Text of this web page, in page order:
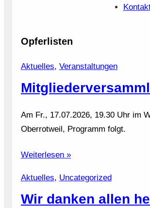
Opferlisten
Aktuelles, Veranstaltungen
Am Fr., 17.07.2026, 19.30 Uhr im
Oberrotweil, Programm folgt.
Weiterlesen »
Aktuelles, Uncategorized
Wir danken allen